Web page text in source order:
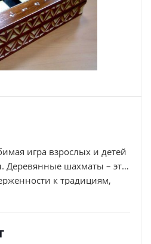
игра взрослых и детей
Деревянные шахматы – это
к традициям,
Мы все с детства помним
и увлечение, и досуг, и